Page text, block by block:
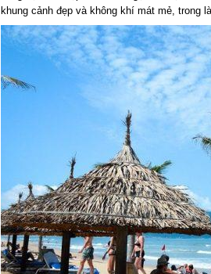
khung cảnh đẹp và không khí mát mẻ, trong